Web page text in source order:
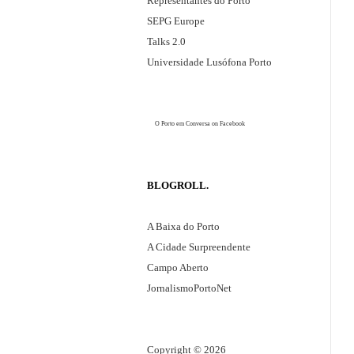
g
i
ã
s
o
n
a
l
n
SEPG Europe
Talks 2.0
Universidade Lusófona Porto
O Porto em Conversaon Facebook
BLOGROLL
A Baixa do Porto
A Cidade Surpreendente
Campo Aberto
JornalismoPortoNet
Copyright © 2026